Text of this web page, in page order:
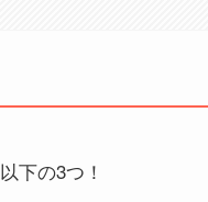
下の3つ！